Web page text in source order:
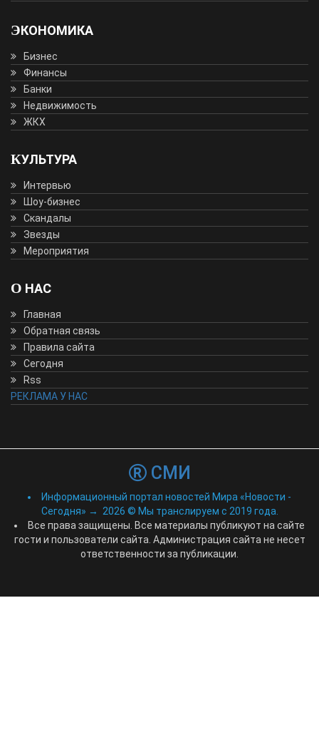
ЭКОНОМИКА
Бизнес
Финансы
Банки
Недвижимость
ЖКХ
КУЛЬТУРА
Интервью
Шоу-бизнес
Скандалы
Звезды
Мероприятия
О НАС
Главная
Обратная связь
Правила сайта
Сегодня
Rss
РЕКЛАМА У НАС
СМИ
Информационный портал новостей Мира «Новости -
Сегодня» → 2026 © Мы транслируем с 2019 года.
Все права защищены. Все материалы публикуют на сайте
гости и пользователи сайта. Администрация сайта не несет
ответственности за публикации.